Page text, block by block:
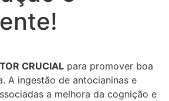
CRUCIAL para promover boa
A ingestão de antocianinas e
a melhora da cognição e